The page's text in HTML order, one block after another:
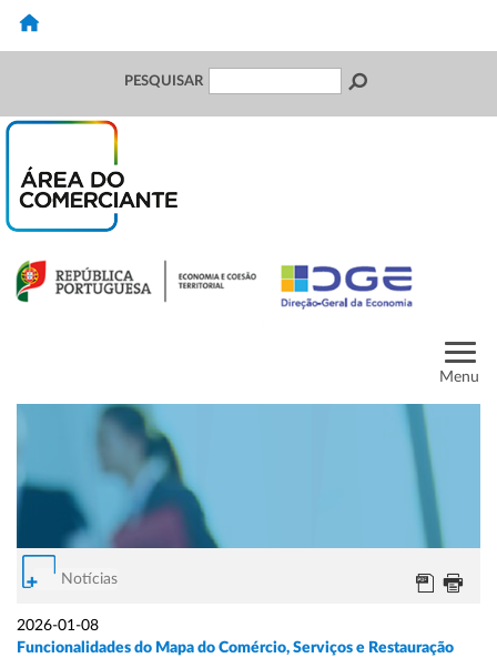
PESQUISAR
Menu
Notícias
2026-01-08
Funcionalidades do Mapa do Comércio, Serviços e Restauração